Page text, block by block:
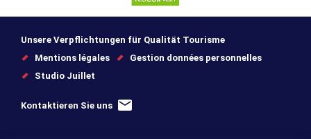
Unsere Verpflichtungen für Qualität Tourisme
Mentions légales
Gestion données personnelles
Studio Juillet
Kontaktieren Sie uns